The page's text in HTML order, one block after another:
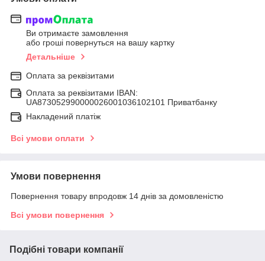
Ви отримаєте замовлення
або гроші повернуться на вашу картку
Детальніше
Оплата за реквізитами
Оплата за реквізитами IBAN:
UA873052990000026001036102101 Приватбанку
Накладений платіж
Всі умови оплати
Умови повернення
Повернення товару впродовж 14 днів за домовленістю
Всі умови повернення
Подібні товари компанії